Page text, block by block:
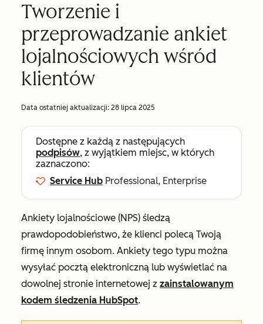
Tworzenie i
przeprowadzanie ankiet
lojalnościowych wśród
klientów
Data ostatniej aktualizacji: 28 lipca 2025
Dostępne z każdą z następujących
podpisów, z wyjątkiem miejsc, w których
zaznaczono:
Service Hub Professional, Enterprise
Ankiety lojalnościowe (NPS) śledzą
prawdopodobieństwo, że klienci polecą Twoją
firmę innym osobom. Ankiety tego typu można
wysyłać pocztą elektroniczną lub wyświetlać na
dowolnej stronie internetowej z zainstalowanym
kodem śledzenia HubSpot.